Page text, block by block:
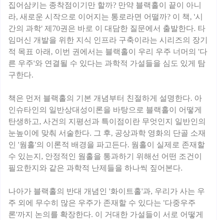
집어삼키는 종착점이기만 할까? 만약 블랙홀이 끝이 아니
라, 새로운 시작으로 이어지는 통로라면 어떨까? 이 책, '시
간의 과학' 제70권은 바로 이 대담한 질문에서 출발한다. 타
임머신 개발을 위한 지식 인프라 구축이라는 시리즈의 장기
적 목표 아래, 이번 권에서는 블랙홀이 우리 우주 너머의 '다
른 우주'와 연결될 수 있다는 과학적 가설들을 심도 있게 탐
구한다.
책은 먼저 블랙홀의 기본 개념부터 친절하게 설명한다. 아
인슈타인의 일반상대성이론을 바탕으로 블랙홀이 어떻게
탄생하고, 사건의 지평선과 특이점이란 무엇인지 일반인의
눈높이에 맞춰 서술한다. 그 후, 공상과학 영화의 단골 소재
인 '웜홀'의 이론적 배경을 파고든다. 웜홀이 실제로 존재할
수 있는지, 안정적인 웜홀을 통과하기 위해선 어떤 조건이
필요한지와 같은 과학적 난제들을 하나씩 짚어본다.
나아가 블랙홀의 반대 개념인 '화이트홀'과, 우리가 사는 우
주 외에 무수히 많은 우주가 존재할 수 있다는 '다중우주
론'까지 논의를 확장한다. 이 거대한 가설들이 서로 어떻게